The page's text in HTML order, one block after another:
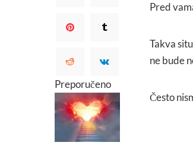
Preporučeno
Pred
Takva
ne bude
Često